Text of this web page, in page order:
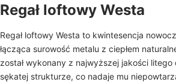
Regał loftowy Westa
Regał loftowy Westa to kwintesencja
łącząca surowość metalu z ciepłem
został wykonany z najwyższej jakości
sękatej strukturze, co nadaje mu